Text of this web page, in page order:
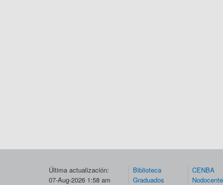
Última actualización:
07-Aug-2026 1:58 am
Biblioteca
Graduados
CENBA